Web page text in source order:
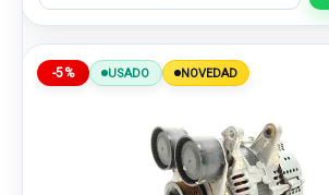
-5% USADO NOVEDAD